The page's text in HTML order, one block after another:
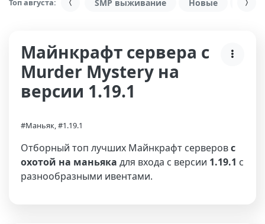
Топ августа: SMP выживание Новые С
Майнкрафт сервера с
Murder Mystery на
версии 1.19.1
#Маньяк, #1.19.1
Отборный топ лучших Майнкрафт серверовс
охотой на маньяка для входа с версии 1.19.1 с
разнообразными ивентами.